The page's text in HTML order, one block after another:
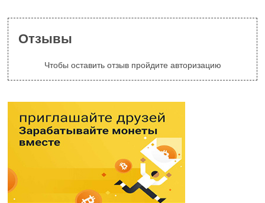
Отзывы
Чтобы оставить отзыв пройдите авторизацию